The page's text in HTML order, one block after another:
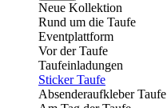
Neue Kollektion
Rund um die Taufe
Eventplattform
Vor der Taufe
Taufeinladungen
Sticker Taufe
Absenderaufkleber Taufe